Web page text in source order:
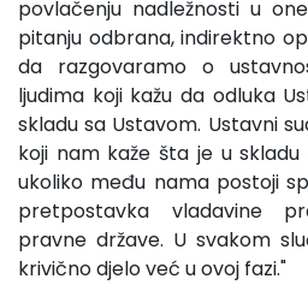
povlačenju nadležnosti u
pitanju odbrana, indirektno
da razgovaramo o
ljudima koji kažu da odluka
skladu sa Ustavom. Ustavni
koji nam kaže šta je u
ukoliko među nama postoji
pretpostavka vladavine
pravne države. U svakom
krivično djelo već u ovoj fazi."